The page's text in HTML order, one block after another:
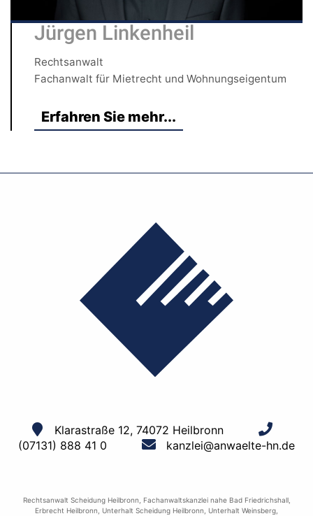
Jürgen Linkenheil
Rechtsanwalt
Fachanwalt für Mietrecht und Wohnungseigentum
Erfahren Sie mehr...
Klarastraße 12, 74072 Heilbronn
(07131) 888 41 0
kanzlei@anwaelte-hn.de
Rechtsanwalt Scheidung Heilbronn Fachanwaltskanzlei nahe Bad Friedrichshall,
Erbrecht Heilbronn
Unterhalt Scheidung Heilbronn Unterhalt Weinsberg